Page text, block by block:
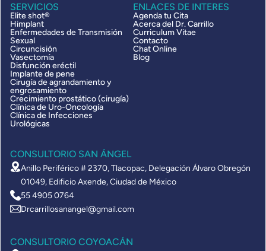
SERVICIOS
Elite shot®
Himplant
Enfermedades de Transmisión
Sexual
Circuncisión
Vasectomía
Disfunción eréctil
Implante de pene
Cirugía de agrandamiento y
engrosamiento
Crecimiento prostático (cirugía)
Clínica de Uro-Oncología
Clínica de Infecciones
Urológicas
ENLACES DE INTERES
Agenda tu Cita
Acerca del Dr. Carrillo
Curriculum Vitae
Contacto
Chat Online
Blog
CONSULTORIO SAN ÁNGEL
Anillo Periférico # 2370, Tlacopac, Delegación Álvaro Obregón
01049, Edificio Axende, Ciudad de México
55 4905 0764
Drcarrillosanangel@gmail.com
CONSULTORIO COYOACÁN